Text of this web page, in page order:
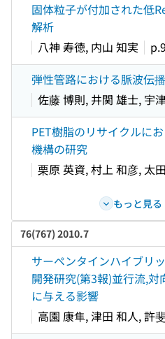
固体粒子が付加された低
解析
八神 寿徳, 内山 知実
弾性管路における脈波伝
佐藤 博則, 井関 雄士, 宇
PET樹脂のリサイクルに
機構の研究
栗原 英資, 村上 和彦, 太
もっと見る
76(767) 2010.7
サーペンタインハイブリ
開発研究(第3報)並行流,
に与える影響
高園 康隼, 津田 和人, 許